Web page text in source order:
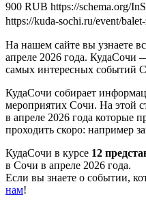
900 RUB https://schema.org/
https://kuda-sochi.ru/event/
На нашем сайте вы узнаете
апреле 2026 года. КудаСочи
самых интересных событий
КудаСочи собирает
мероприятих Сочи. На этой
в апреле 2026 года которые
проходить скоро: например
КудаСочи в курсе 12
в Сочи в апреле 2026 года.
Если вы знаете о событии,
нам!